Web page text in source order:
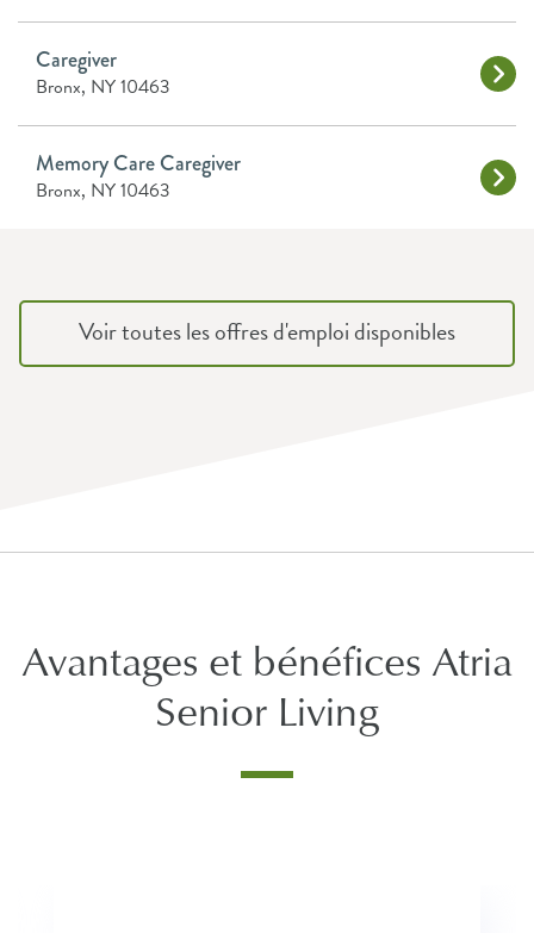
Caregiver
Bronx, NY 10463
Memory Care Caregiver
Bronx, NY 10463
Voir toutes les offres d'emploi disponibles
Avantages et bénéfices Atria
Senior Living